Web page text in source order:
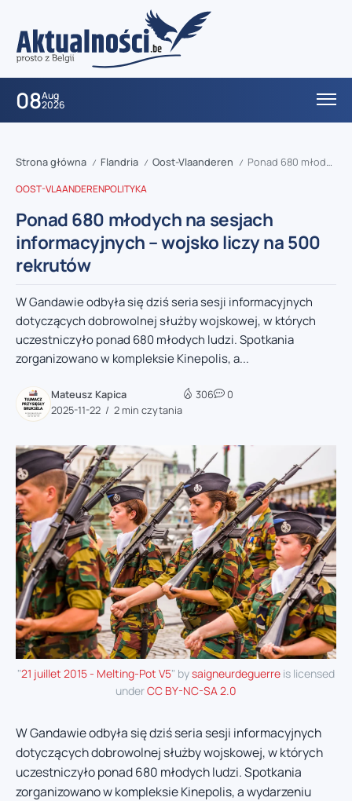
08Aug
2026
Strona główna / Flandria / Oost-Vlaanderen / Ponad 680 młodych na sesjach informacyjnych – wojsko liczy na 500 rekrutów
OOST-VLAANDERENPOLITYKA
Ponad 680 młodych na sesjach
informacyjnych – wojsko liczy na 500
rekrutów
W Gandawie odbyła się dziś seria sesji informacyjnych
dotyczących dobrowolnej służby wojskowej, w których
uczestniczyło ponad 680 młodych ludzi. Spotkania
zorganizowano w kompleksie Kinepolis, a...
Mateusz Kapica
2025-11-22
2 min czytania
306 0
"21 juillet 2015 - Melting-Pot V5" bysaigneurdeguerre is licensed
underCC BY-NC-SA 2.0
W Gandawie odbyła się dziś seria sesji informacyjnych
dotyczących dobrowolnej służby wojskowej, w których
uczestniczyło ponad 680 młodych ludzi. Spotkania
zorganizowano w kompleksie Kinepolis, a wydarzeniu